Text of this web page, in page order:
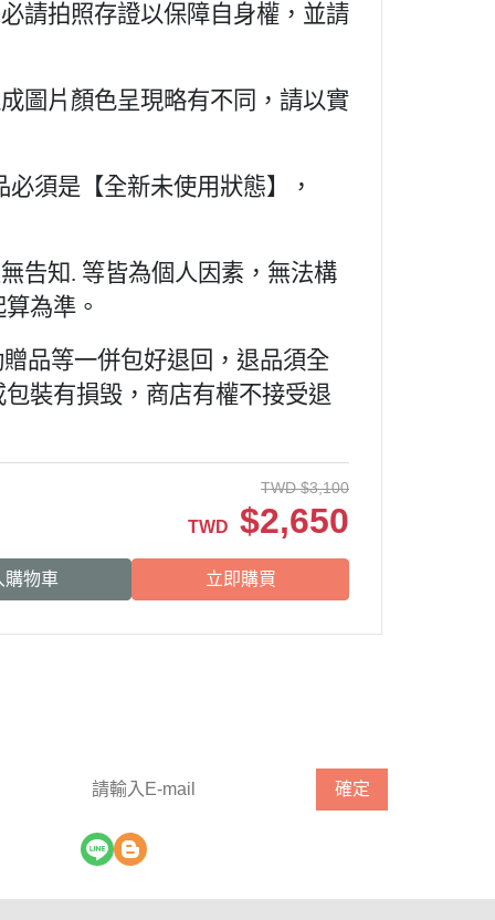
請拍照存證以保障自身權，並請
圖片顏色呈現略有不同，請以實
須是【全新未使用狀態】，
告知. 等皆為個人因素，無法構
為準。
品等一併包好退回，退品須全
裝有損毁，商店有權不接受退
TWD $3,100
TWD $2,650
購物車 立即購買
確定